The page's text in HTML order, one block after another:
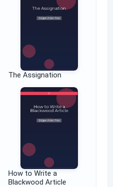
The Assignation
How to Write a
Blackwood Article